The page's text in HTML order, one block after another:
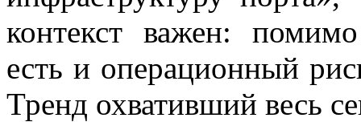
контекст важен:
есть и операционный
Тренд охвативший весь